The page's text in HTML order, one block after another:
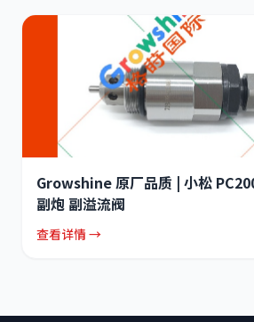
Growshine 原厂品质 | 小松
副炮 副溢流阀
查看详情 →